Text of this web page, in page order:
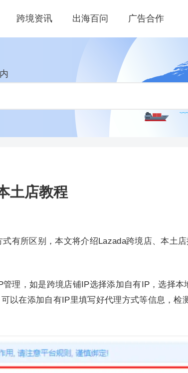
跨境资讯 出海百问 广告合作
土店教程
有所区别，本文将介绍Lazada跨境店、本土
管理，如是跨境店铺IP选择添加自有IP，选择本
以在添加自有IP里填写好代理方式等信息，检